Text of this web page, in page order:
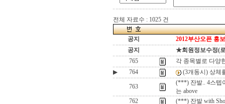
전체 자료수 : 1025 건
공지
2012부산오픈 홍
공지
★회원정보수정(
765
각 종목별로 다양
▶
764 (3개동시) 상체
763
(***) 잔발.. 4스텝
는 above
762
(***) 잔발 with